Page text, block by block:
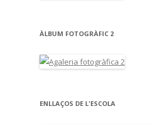
ÀLBUM FOTOGRÀFIC 2
ENLLAÇOS DE L'ESCOLA